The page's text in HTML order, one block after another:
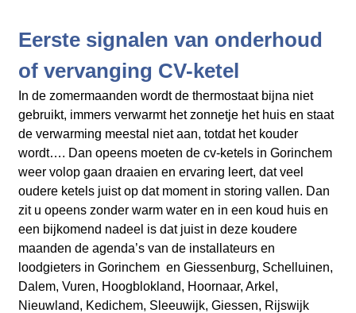
Eerste signalen van onderhoud
of vervanging CV-ketel
In de zomermaanden wordt de thermostaat bijna niet
gebruikt, immers verwarmt het zonnetje het huis en staat
de verwarming meestal niet aan, totdat het kouder
wordt…. Dan opeens moeten de cv-ketels in Gorinchem
weer volop gaan draaien en ervaring leert, dat veel
oudere ketels juist op dat moment in storing vallen. Dan
zit u opeens zonder warm water en in een koud huis en
een bijkomend nadeel is dat juist in deze koudere
maanden de agenda’s van de installateurs en
loodgieters in Gorinchem en Giessenburg, Schelluinen,
Dalem, Vuren, Hoogblokland, Hoornaar, Arkel,
Nieuwland, Kedichem, Sleeuwijk, Giessen, Rijswijk